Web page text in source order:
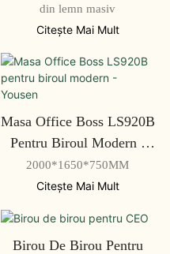
din lemn masiv
Citeşte Mai Mult
Masa Office Boss LS920B
Pentru Biroul Modern -
Yousen
2000*1650*750MM
Citeşte Mai Mult
Birou De Birou Pentru